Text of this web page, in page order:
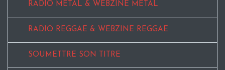
RADIO METAL & WEBZINE METAL
RADIO REGGAE & WEBZINE REGGAE
SOUMETTRE SON TITRE